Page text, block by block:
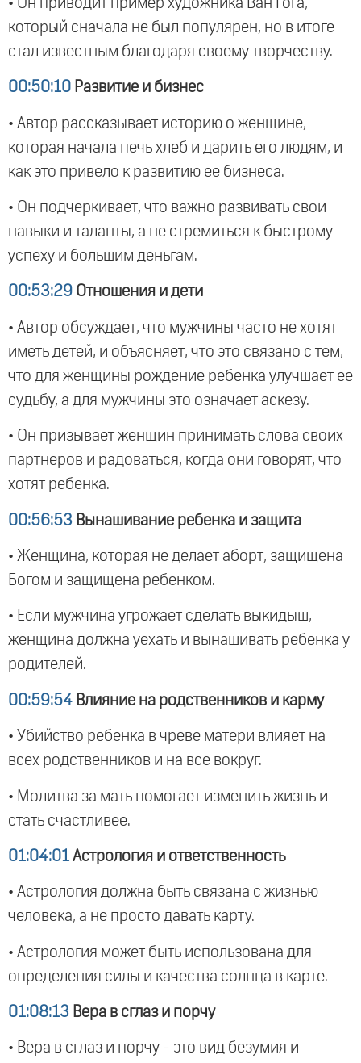
который сначала не был популярен, но в итоге
стал известным благодаря своему творчеству.
00:50:10 Развитие и бизнес
• Автор рассказывает историю о женщине,
которая начала печь хлеб и дарить его людям, и
как это привело к развитию ее бизнеса.
• Он подчеркивает, что важно развивать свои
навыки и таланты, а не стремиться к быстрому
успеху и большим деньгам.
00:53:29 Отношения и дети
• Автор обсуждает, что мужчины часто не хотят
иметь детей, и объясняет, что это связано с тем,
что для женщины рождение ребенка улучшает ее
судьбу, а для мужчины это означает аскезу.
• Он призывает женщин принимать слова своих
партнеров и радоваться, когда они говорят, что
хотят ребенка.
00:56:53 Вынашивание ребенка и защита
• Женщина, которая не делает аборт, защищена
Богом и защищена ребенком.
• Если мужчина угрожает сделать выкидыш,
женщина должна уехать и вынашивать ребенка у
родителей.
00:59:54 Влияние на родственников и карму
• Убийство ребенка в чреве матери влияет на
всех родственников и на все вокруг.
• Молитва за мать помогает изменить жизнь и
стать счастливее.
01:04:01 Астрология и ответственность
• Астрология должна быть связана с жизнью
человека, а не просто давать карту.
• Астрология может быть использована для
определения силы и качества солнца в карте.
01:08:13 Вера в сглаз и порчу
• Вера в сглаз и порчу - это вид безумия и